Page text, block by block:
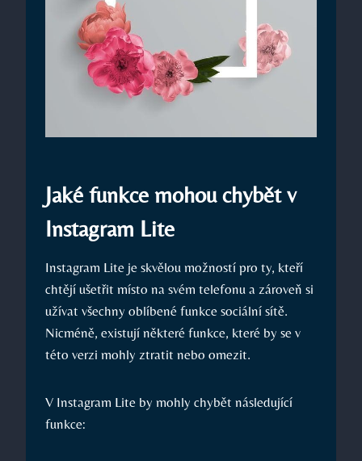
Jaké funkce mohou chybět v
Instagram Lite
Instagram Lite je skvělou možností pro ty, kteří
chtějí ušetřit místo na svém telefonu a zároveň si
užívat všechny oblíbené funkce sociální sítě.
Nicméně, existují některé funkce, které by se v
této verzi mohly ztratit nebo omezit.
V Instagram Lite by mohly chybět následující
funkce: